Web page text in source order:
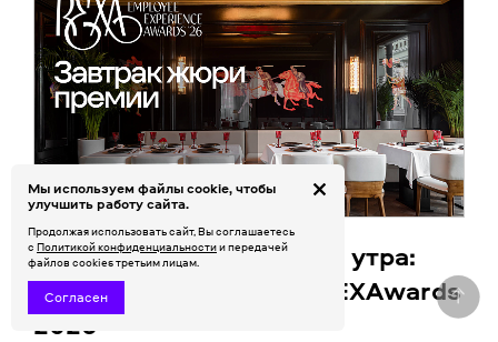
Атмосфера экспертного утра:
завтрак членов жюри REXAwards
2026
Мы используем файлы cookie, чтобы
улучшить работу сайта.
Продолжая использовать сайт, Вы соглашаетесь
с Политикой конфиденциальностии передачей
файлов cookies третьим лицам.
Согласен